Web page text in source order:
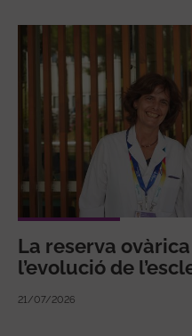
La reserva
l’evolució de
21/07/2026